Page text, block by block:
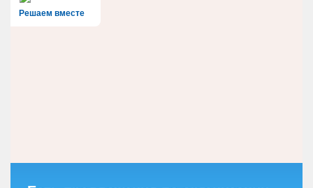
Решаем вместе